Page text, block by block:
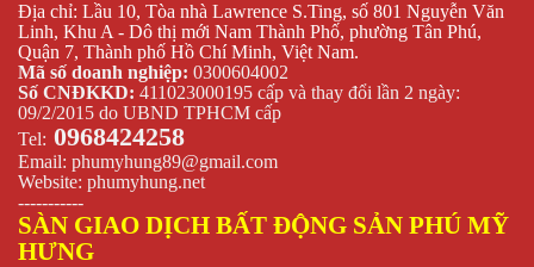
Địa chỉ: Lầu 10, Tòa nhà Lawrence S.Ting, số 801 Nguyễn Văn
Linh, Khu A - Dô thị mới Nam Thành Phố, phường Tân Phú,
Quận 7, Thành phố Hồ Chí Minh, Việt Nam.
Mã số doanh nghiệp: 0300604002
Số CNĐKKD: 411023000195 cấp và thay đổi lần 2 ngày:
09/2/2015 do UBND TPHCM cấp
Tel: 0968424258
Email: phumyhung89@gmail.com
Website: phumyhung.net
-----------
SÀN GIAO DỊCH BẤT ĐỘNG SẢN PHÚ MỸ
HƯNG